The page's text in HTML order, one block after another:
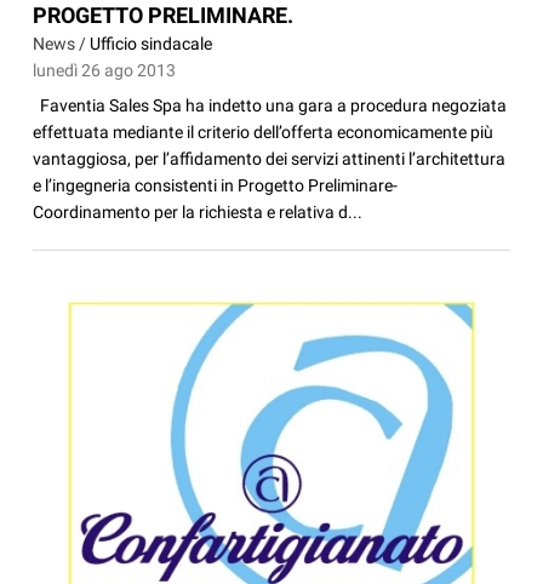
PROGETTO PRELIMINARE.
News / Ufficio sindacale
lunedì 26 ago 2013
Faventia Sales Spa ha indetto una gara a procedura negoziata
effettuata mediante il criterio dell’offerta economicamente più
vantaggiosa, per l’affidamento dei servizi attinenti l’architettura
e l’ingegneria consistenti in Progetto Preliminare-
Coordinamento per la richiesta e relativa d...